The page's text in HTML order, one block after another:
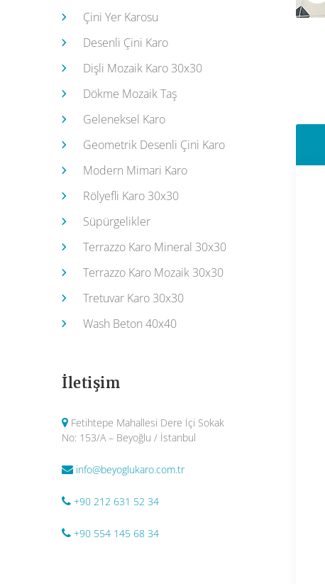
Çini Yer Karosu
Desenli Çini Karo
Dişli Mozaik Karo 30x30
Dökme Mozaik Taş
Geleneksel Karo
Geometrik Desenli Çini Karo
Modern Mimari Karo
Rölyefli Karo 30x30
Süpürgelikler
Terrazzo Karo Mineral 30x30
Terrazzo Karo Mozaik 30x30
Tretuvar Karo 30x30
Wash Beton 40x40
İletişim
Fetihtepe Mahallesi Dere İçi Sokak
No: 153/A – Beyoğlu / İstanbul
info@beyoglukaro.com.tr
+90 212 631 52 34
+90 554 145 68 34